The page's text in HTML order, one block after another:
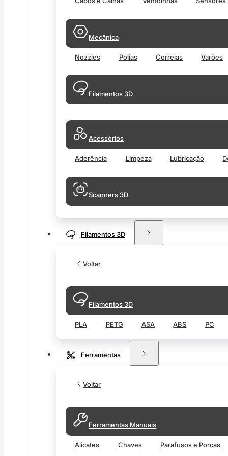
Mecânica
Nozzles Polias Correias Varões
Filamentos 3D
Acessórios
Aderência Limpeza Lubricação
Scanners 3D
Filamentos 3D
Voltar
Filamentos 3D
PLA PETG ASA ABS PC
Ferramentas
Voltar
Ferramentas Manuais
Alicates Chaves Parafusos e Porcas